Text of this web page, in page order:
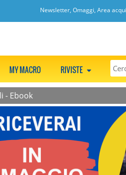
Newsletter, Omaggi, Area
MY MACRO RIVISTE
- Ebook